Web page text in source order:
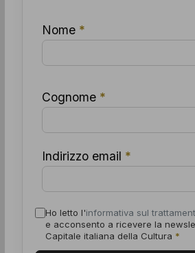
Nome *
Cognome *
Indirizzo email *
Ho letto l'informativa sul
e acconsento a ricevere la
Capitale italiana della Cultura *